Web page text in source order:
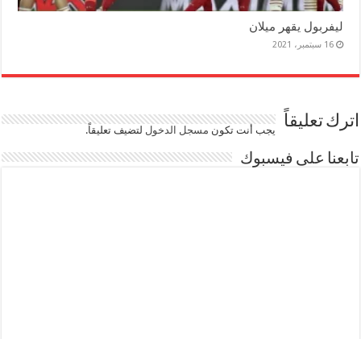
ليفربول يقهر ميلان
16 سبتمبر، 2021
اترك تعليقاً يجب أنت تكون مسجل الدخوللتضيف تعليقاً.
تابعنا على فيسبوك